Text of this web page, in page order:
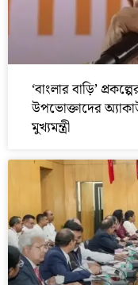
‘বাংলার বাড়ি’
উপভোক্তাদের
মুখ্যমন্ত্রী